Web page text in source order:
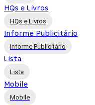
HQs e Livros
HQs e Livros
Informe Publicitário
Informe Publicitário
Lista
Lista
Mobile
Mobile